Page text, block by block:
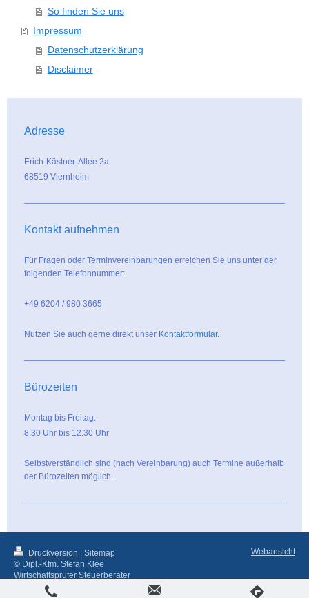
So finden Sie uns
Impressum
Datenschutzerklärung
Disclaimer
Adresse
Erich-Kästner-Allee 2a
68519 Viernheim
Kontakt aufnehmen
Für Fragen oder Terminvereinbarungen erreichen Sie uns unter der
folgenden Telefonnummer:
+49 6204 / 980 3665
Nutzen Sie auch gerne direkt unser Kontaktformular.
Bürozeiten
Montag bis Freitag:
8.30 Uhr bis 12.30 Uhr
Selbstverständlich sind (nach Vereinbarung) auch Termine außerhalb
der Bürozeiten möglich.
Druckversion | Sitemap
© Dipl.-Kfm. Stefan Klee
Wirtschaftsprüfer Steuerberater
Webansicht